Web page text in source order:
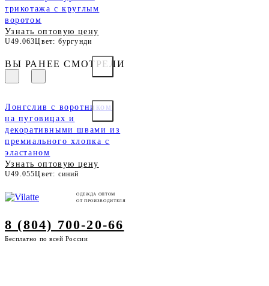
трикотажа с круглым
воротом
Узнать оптовую цену
U49.063Цвет: бургунди
ВЫ РАНЕЕ СМОТРЕЛИ
Лонгслив с воротником
на пуговицах и
декоративными швами из
премиального хлопка с
эластаном
Узнать оптовую цену
U49.055Цвет: синий
ОДЕЖДА ОПТОМ
ОТ ПРОИЗВОДИТЕЛЯ
8 (804) 700-20-66
Бесплатно по всей России